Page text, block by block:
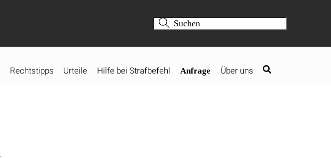
Rechtstipps Urteile Hilfe bei Strafbefehl Anfrage Über uns